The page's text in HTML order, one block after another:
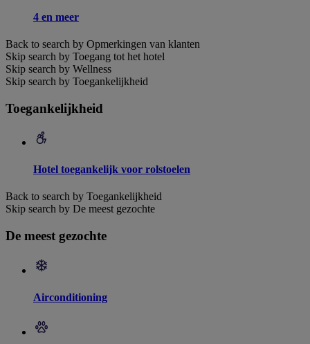
4 en meer
Back to search by Opmerkingen van klanten
Skip search by Toegang tot het hotel
Skip search by Wellness
Skip search by Toegankelijkheid
Toegankelijkheid
Hotel toegankelijk voor rolstoelen
Back to search by Toegankelijkheid
Skip search by De meest gezochte
De meest gezochte
Airconditioning